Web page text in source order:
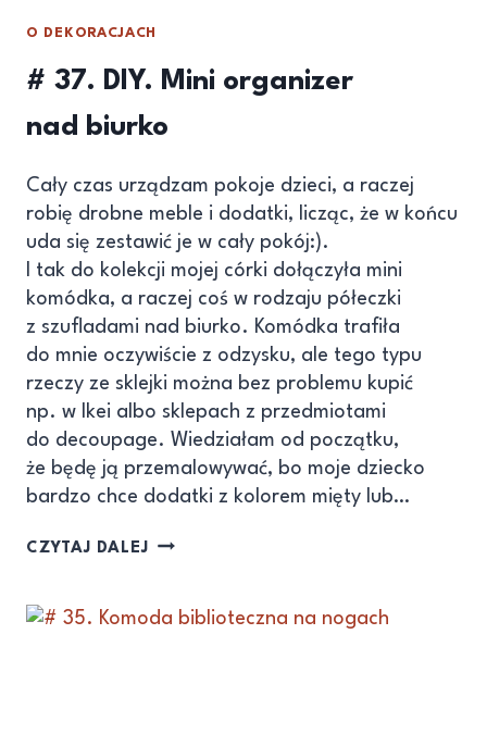
O DEKORACJACH
# 37. DIY. Mini organizer
nad biurko
Cały czas urządzam pokoje dzieci, a raczej
robię drobne meble i dodatki, licząc, że w końcu
uda się zestawić je w cały pokój:).
I tak do kolekcji mojej córki dołączyła mini
komódka, a raczej coś w rodzaju półeczki
z szufladami nad biurko. Komódka trafiła
do mnie oczywiście z odzysku, ale tego typu
rzeczy ze sklejki można bez problemu kupić
np. w Ikei albo sklepach z przedmiotami
do decoupage. Wiedziałam od początku,
że będę ją przemalowywać, bo moje dziecko
bardzo chce dodatki z kolorem mięty lub…
CZYTAJ DALEJ